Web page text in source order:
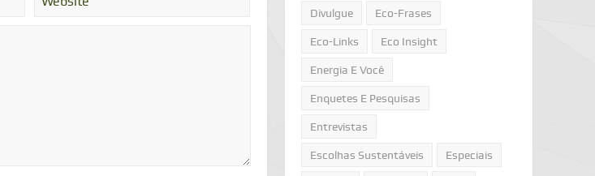
Divulgue Eco-Frases
Eco-Links Eco Insight
Energia E Você
Enquetes E Pesquisas
Entrevistas
Escolhas Sustentáveis Especiais